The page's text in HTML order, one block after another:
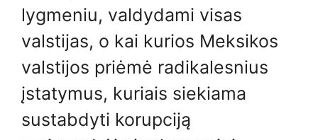
lygmeniu, valdydami visas
valstijas, o kai kurios Meksikos
valstijos priėmė radikalesnius
įstatymus, kuriais siekiama
sustabdyti korupciją